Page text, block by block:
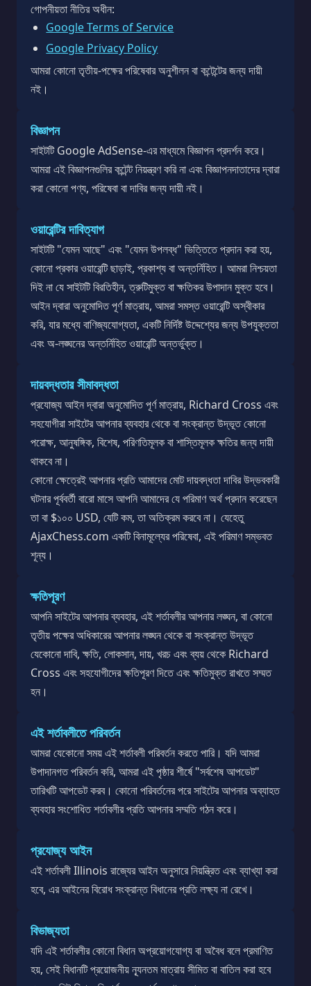
গোপনীয়তা নীতির অধীন:
Google Terms of Service
Google Privacy Policy
আমরা কোনো তৃতীয়-পক্ষের পরিষেবার অনুশীলন বা কন্টেন্টের জন্য দায়ী
নই।
বিজ্ঞাপন
সাইটটি Google AdSense-এর মাধ্যমে বিজ্ঞাপন প্রদর্শন করে।
আমরা এই বিজ্ঞাপনগুলির কন্টেন্ট নিয়ন্ত্রণ করি না এবং বিজ্ঞাপনদাতাদের দ্বারা
করা কোনো পণ্য, পরিষেবা বা দাবির জন্য দায়ী নই।
ওয়ারেন্টির দাবিত্যাগ
সাইটটি "যেমন আছে" এবং "যেমন উপলব্ধ" ভিত্তিতে প্রদান করা হয়,
কোনো প্রকার ওয়ারেন্টি ছাড়াই, প্রকাশ্য বা অন্তর্নিহিত। আমরা নিশ্চয়তা
দিই না যে সাইটটি বিরতিহীন, ত্রুটিমুক্ত বা ক্ষতিকর উপাদান মুক্ত হবে।
আইন দ্বারা অনুমোদিত পূর্ণ মাত্রায়, আমরা সমস্ত ওয়ারেন্টি অস্বীকার
করি, যার মধ্যে বাণিজ্যযোগ্যতা, একটি নির্দিষ্ট উদ্দেশ্যের জন্য উপযুক্ততা
এবং অ-লঙ্ঘনের অন্তর্নিহিত ওয়ারেন্টি অন্তর্ভুক্ত।
দায়বদ্ধতার সীমাবদ্ধতা
প্রযোজ্য আইন দ্বারা অনুমোদিত পূর্ণ মাত্রায়, Richard Cross এবং
সহযোগীরা সাইটের আপনার ব্যবহার থেকে বা সংক্রান্ত উদ্ভূত কোনো
পরোক্ষ, আনুষঙ্গিক, বিশেষ, পরিণতিমূলক বা শাস্তিমূলক ক্ষতির জন্য দায়ী
থাকবে না।
কোনো ক্ষেত্রেই আপনার প্রতি আমাদের মোট দায়বদ্ধতা দাবির উদ্ভবকারী
ঘটনার পূর্ববর্তী বারো মাসে আপনি আমাদের যে পরিমাণ অর্থ প্রদান করেছেন
তা বা $১০০ USD, যেটি কম, তা অতিক্রম করবে না। যেহেতু
AjaxChess.com একটি বিনামূল্যের পরিষেবা, এই পরিমাণ সম্ভবত
শূন্য।
ক্ষতিপূরণ
আপনি সাইটের আপনার ব্যবহার, এই শর্তাবলীর আপনার লঙ্ঘন, বা কোনো
তৃতীয় পক্ষের অধিকারের আপনার লঙ্ঘন থেকে বা সংক্রান্ত উদ্ভূত
যেকোনো দাবি, ক্ষতি, লোকসান, দায়, খরচ এবং ব্যয় থেকে Richard
Cross এবং সহযোগীদের ক্ষতিপূরণ দিতে এবং ক্ষতিমুক্ত রাখতে সম্মত
হন।
এই শর্তাবলীতে পরিবর্তন
আমরা যেকোনো সময় এই শর্তাবলী পরিবর্তন করতে পারি। যদি আমরা
উপাদানগত পরিবর্তন করি, আমরা এই পৃষ্ঠার শীর্ষে "সর্বশেষ আপডেট"
তারিখটি আপডেট করব। কোনো পরিবর্তনের পরে সাইটের আপনার অব্যাহত
ব্যবহার সংশোধিত শর্তাবলীর প্রতি আপনার সম্মতি গঠন করে।
প্রযোজ্য আইন
এই শর্তাবলী Illinois রাজ্যের আইন অনুসারে নিয়ন্ত্রিত এবং ব্যাখ্যা করা
হবে, এর আইনের বিরোধ সংক্রান্ত বিধানের প্রতি লক্ষ্য না রেখে।
বিভাজ্যতা
যদি এই শর্তাবলীর কোনো বিধান অপ্রয়োগযোগ্য বা অবৈধ বলে প্রমাণিত
হয়, সেই বিধানটি প্রয়োজনীয় ন্যূনতম মাত্রায় সীমিত বা বাতিল করা হবে